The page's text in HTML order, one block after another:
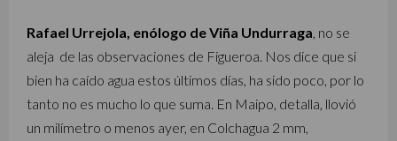
Rafael Urrejola, enólogo de Viña Undurraga , no se
aleja de las observaciones de Figueroa. Nos dice que si
bien ha caído agua estos últimos días, ha sido poco, por lo
tanto no es mucho lo que suma. En Maipo, detalla, llovió
un milímetro o menos ayer, en Colchagua 2 mm,